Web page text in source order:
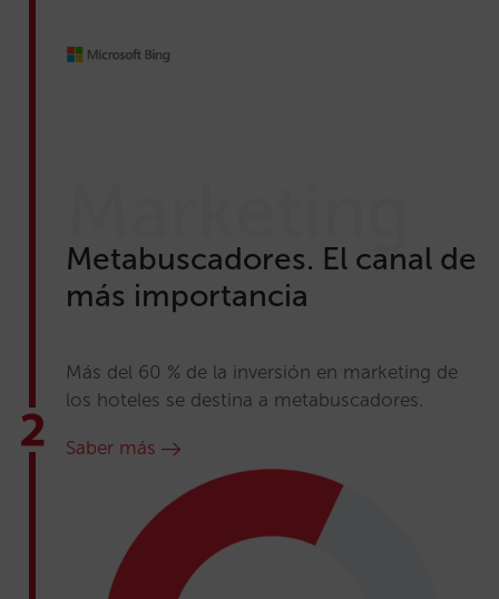
Metabuscadores. El canal de
más importancia
Más del 60 % de la inversión en marketing de
los hoteles se destina a metabuscadores.
Saber más